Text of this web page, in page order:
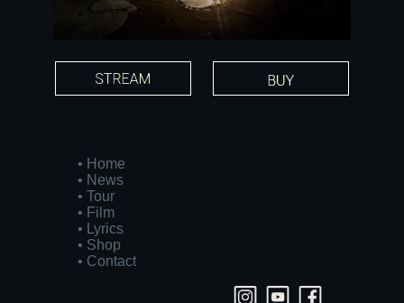
• Home
• News
• Tour
• Film
• Lyrics
• Shop
• Contact